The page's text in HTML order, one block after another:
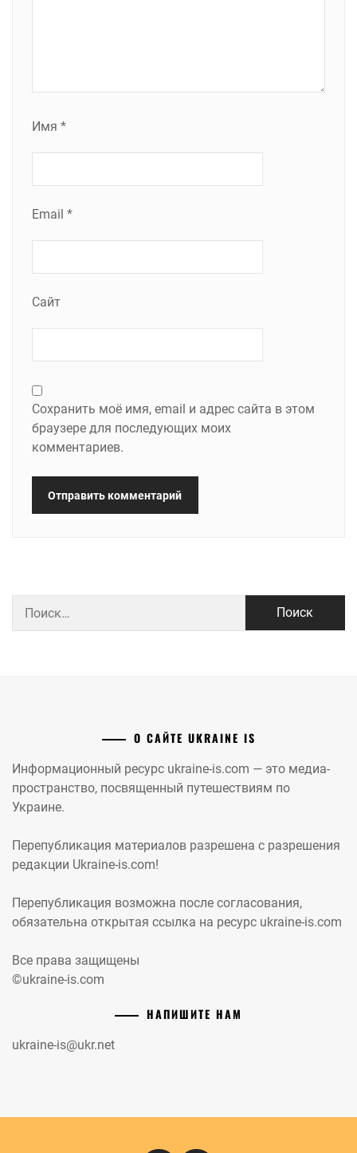
Имя *
Email *
Сайт
Сохранить моё имя, email и адрес сайта в этом
браузере для последующих моих
комментариев.
О САЙТЕ UKRAINE IS
Информационный ресурс ukraine-is.com — это медиа-
пространство, посвященный путешествиям по
Украине.
Перепубликация материалов разрешена с разрешения
редакции Ukraine-is.com!
Перепубликация возможна после согласования,
обязательна открытая ссылка на ресурс ukraine-is.com
Все права защищены
©ukraine-is.com
НАПИШИТЕ НАМ
ukraine-is@ukr.net